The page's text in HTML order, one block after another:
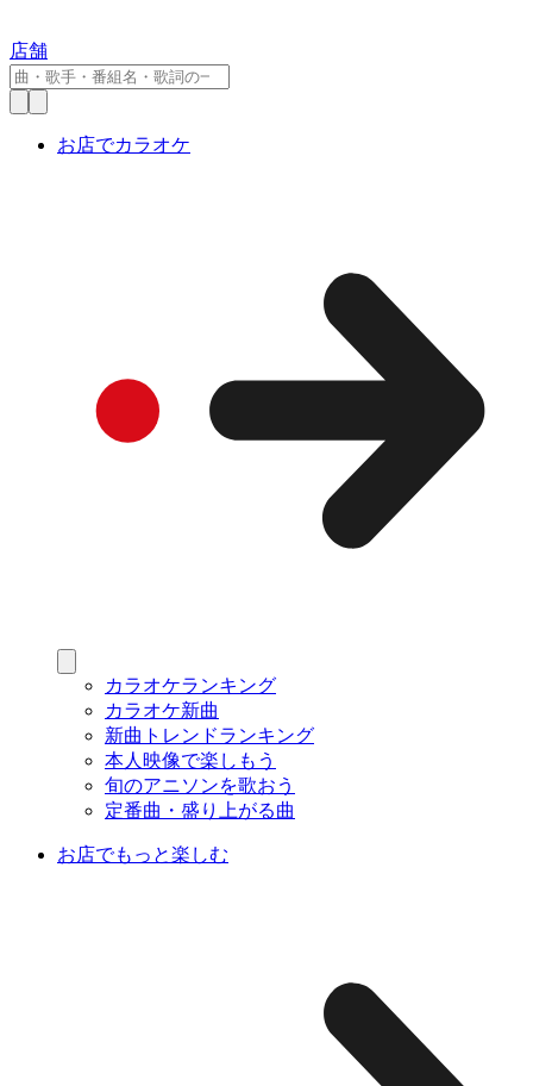
店舗
お店でカラオケ
カラオケランキング
カラオケ新曲
新曲トレンドランキング
本人映像で楽しもう
旬のアニソンを歌おう
定番曲・盛り上がる曲
お店でもっと楽しむ